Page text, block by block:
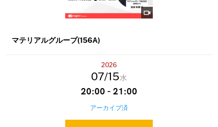
マテリアルグループ(156A)
2026
07 15水
20:00 - 21:00
アーカイブ済